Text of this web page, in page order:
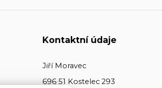
Kontaktní údaje
Jiří Moravec
696 51 Kostelec 293